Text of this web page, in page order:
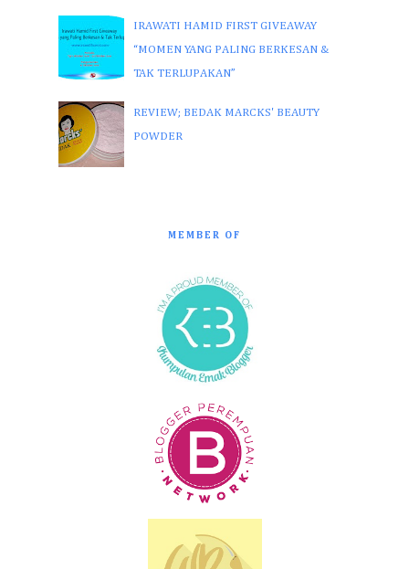
IRAWATI HAMID FIRST GIVEAWAY
“MOMEN YANG PALING BERKESAN &
TAK TERLUPAKAN”
REVIEW; BEDAK MARCKS' BEAUTY
POWDER
MEMBER OF